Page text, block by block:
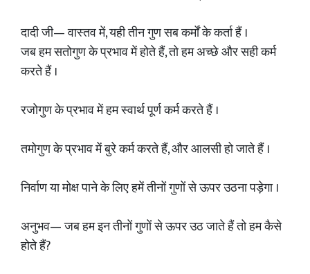
दादी जी— वास्तव में, यही तीन गुण सब कर्मों के कर्ता हैं ।
जब हम सतोगुण के प्रभाव में होते हैं, तो हम अच्छे और सही कर्म
करते हैं ।
रजोगुण के प्रभाव में हम स्वार्थ पूर्ण कर्म करते हैं ।
तमोगुण के प्रभाव में बुरे कर्म करते हैं, और आलसी हो जाते हैं ।
निर्वाण या मोक्ष पाने के लिए हमें तीनों गुणों से ऊपर उठना पड़ेगा ।
अनुभव— जब हम इन तीनों गुणों से ऊपर उठ जाते हैं तो हम कैसे
होते हैं?